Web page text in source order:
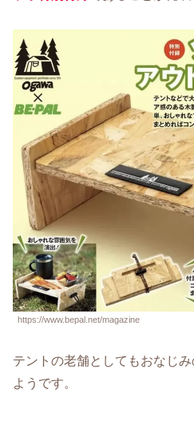
https://www.bepal.net/magazine
テントの老舗としてもおなじ
ようです。